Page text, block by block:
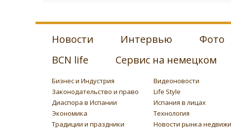
Новости Интервью Фото
BCN life
Сервис на немецком
Бизнес и Индустрия Видеоновости
Законодательство и право
Life Style
Диаспора в Испании
Испания в лицах
Экономика
Технология
Традиции и праздники
Новости рынка